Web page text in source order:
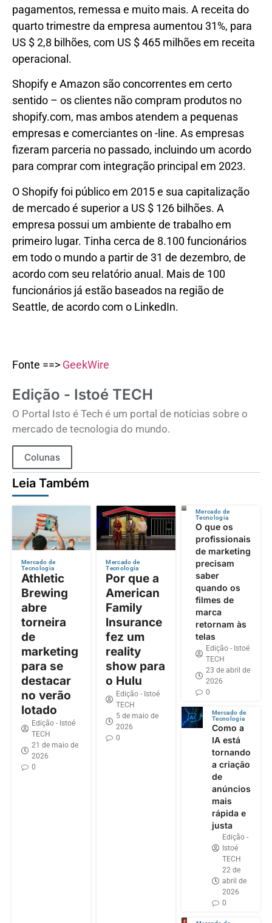
pagamentos, remessa e muito mais. A receita do
quarto trimestre da empresa aumentou 31%, para
US $ 2,8 bilhões, com US $ 465 milhões em receita
operacional.
Shopify e Amazon são concorrentes em certo
sentido – os clientes não compram produtos no
shopify.com, mas ambos atendem a pequenas
empresas e comerciantes on -line. As empresas
fizeram parceria no passado, incluindo um acordo
para comprar com integração principal em 2023.
O Shopify foi público em 2015 e sua capitalização
de mercado é superior a US $ 126 bilhões. A
empresa possui um ambiente de trabalho em
primeiro lugar. Tinha cerca de 8.100 funcionários
em todo o mundo a partir de 31 de dezembro, de
acordo com seu relatório anual. Mais de 100
funcionários já estão baseados na região de
Seattle, de acordo com o LinkedIn.
Fonte ==> GeekWire
Edição - Istoé TECH
O Portal Isto é Tech é um portal de notícias sobre o
mercado de tecnologia do mundo.
Colunas
Leia Também
Mercado de
Tecnologia
Athletic
Brewing
abre
torneira
de
marketing
para se
destacar
no verão
lotado
Edição - Istoé
TECH
21 de maio de
2026
0
Mercado de
Tecnologia
Por que a
American
Family
Insurance
fez um
reality
show para
o Hulu
Edição - Istoé
TECH
5 de maio de
2026
0
Mercado de
Tecnologia
O que os
profissionais
de marketing
precisam
saber
quando os
filmes de
marca
retornam às
telas
Edição - Istoé
TECH
23 de abril de
2026
0
Mercado de
Tecnologia
Como a
IA está
tornando
a criação
de
anúncios
mais
rápida e
justa
Edição -
Istoé
TECH
22 de
abril de
2026
0